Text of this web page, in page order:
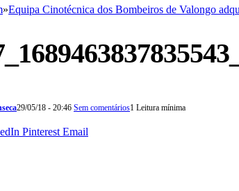
»Equipa Cinotécnica dos Bombeiros de Valongo
29/05/18 - 20:46 Sem comentários1 Leitura mínima
Pinterest Email